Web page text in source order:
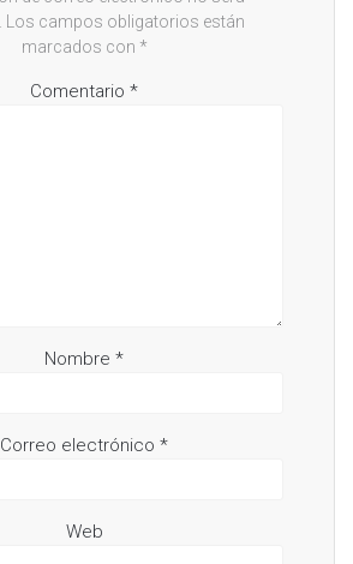
Los campos obligatorios están
marcados con *
Comentario *
Nombre *
Correo electrónico *
Web